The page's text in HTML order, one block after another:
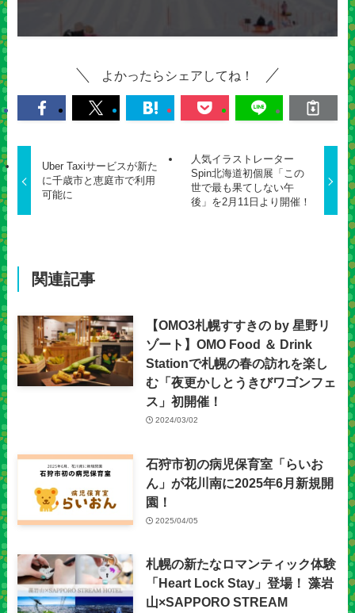
よかったらシェアしてね！
Uber Taxiサービスが新た
に千歳市と恵庭市で利用
可能に
人気イラストレーター
Spin北海道初個展「この
世で最も果てしない午
後」を2月11日より開催！
関連記事
【OMO3札幌すすきの by 星野リ
ゾート】OMO Food ＆ Drink
Stationで札幌の春の訪れを楽し
む「夜更かしとうきびワゴンフェ
ス」初開催！
2024/03/02
石狩市初の病児保育室「らいお
ん」が花川南に2025年6月新規開
園！
2025/04/05
札幌の新たなロマンティック体験
「Heart Lock Stay」登場！ 藻岩
山×SAPPORO STREAM